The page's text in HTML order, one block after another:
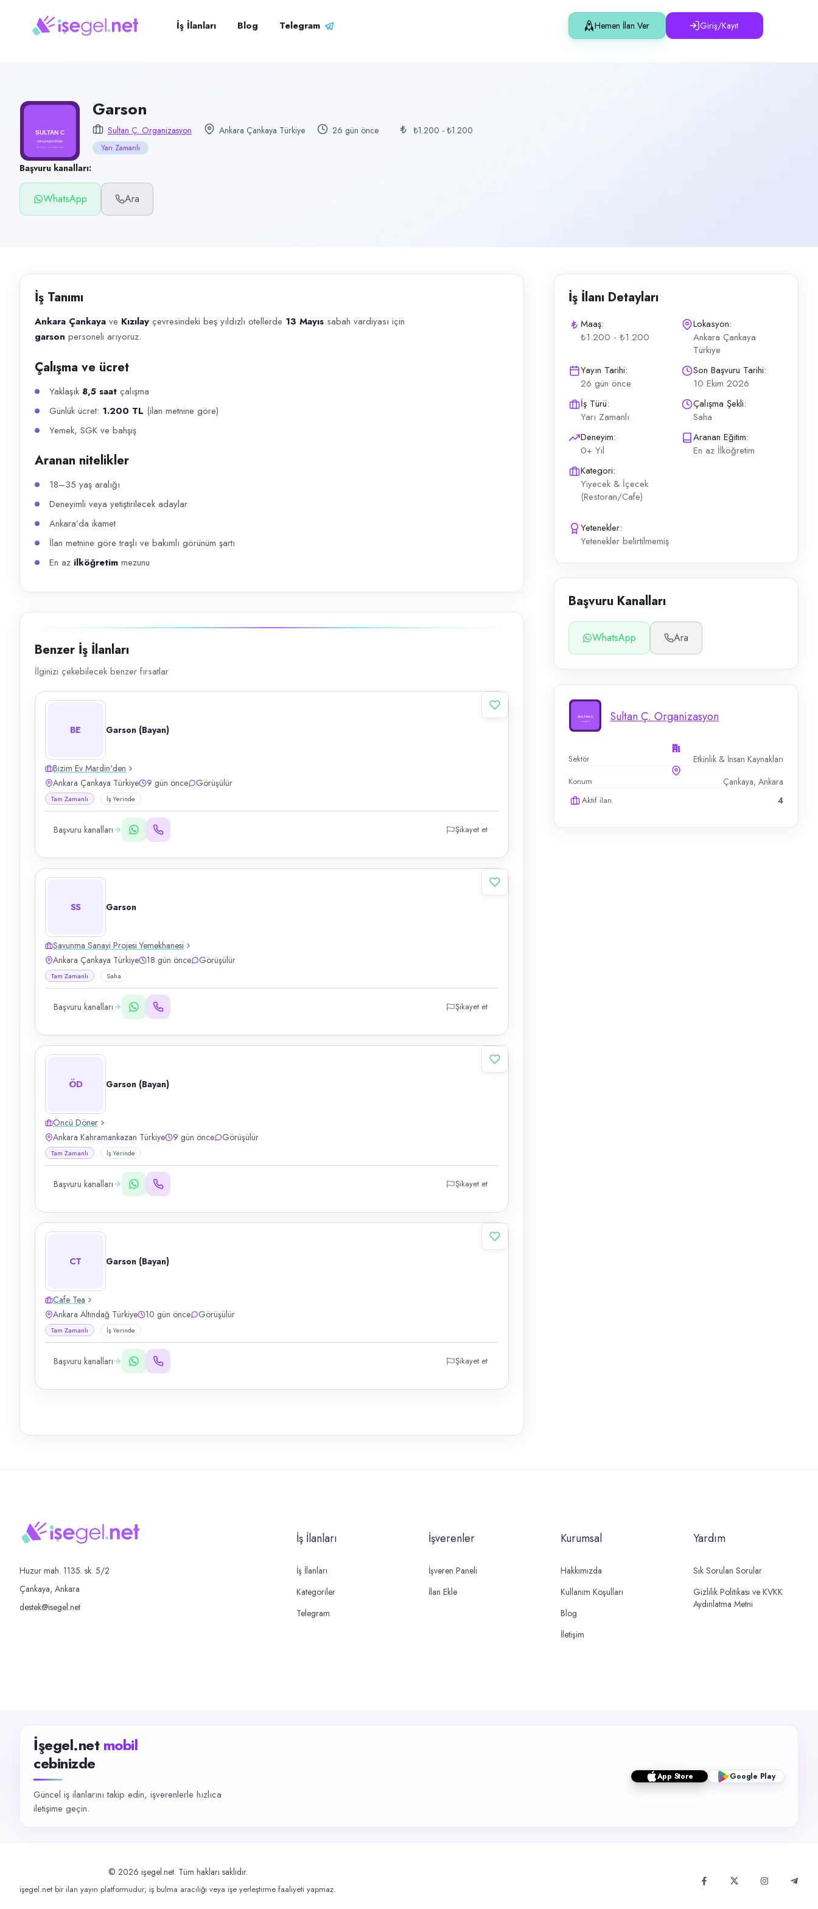
Yiyecek & İçecek (Restoran/Cafe)
Çankaya, Ankara
Çalışma şekli
Yarı Zamanlı
Yayın tarihi
12 Temmuz 2026
Başvuru kanalları
WhatsApp, Telefon
İlan açıklaması
Ankara Çankaya ve Kızılay çevresindeki beş yıldızlı otellerde 13 Mayıs sabah vardiyası için garson personeli arıyoruz. Çalışma ve ücret Yaklaşık 8,5 saat çalışma Günlük ücret: 1.200 TL (ilan metnine göre)
İş İlanları Blog Telegram Hemen İlan Ver Giriş/Kayıt
Garson
Sultan Ç. Organizasyon Ankara Çankaya Türkiye 26 gün önce ₺1.200 - ₺1.200
Yarı Zamanlı
Başvuru kanalları:
WhatsApp Ara
İş Tanımı
Ankara Çankaya ve Kızılay çevresindeki beş yıldızlı otellerde 13 Mayıs sabah vardiyası için
garson personeli arıyoruz.
Çalışma ve ücret
Yaklaşık 8,5 saat çalışma
Günlük ücret: 1.200 TL (ilan metnine göre)
Yemek, SGK ve bahşiş
Aranan nitelikler
18–35 yaş aralığı
Deneyimli veya yetiştirilecek adaylar
Ankara’da ikamet
İlan metnine göre traşlı ve bakımlı görünüm şartı
En az ilköğretim mezunu
İş İlanı Detayları
Maaş:
₺1.200 - ₺1.200
Lokasyon:
Ankara Çankaya
Türkiye
Yayın Tarihi:
26 gün önce
Son Başvuru Tarihi:
10 Ekim 2026
İş Türü:
Yarı Zamanlı
Çalışma Şekli:
Saha
Deneyim:
0+ Yıl
Aranan Eğitim:
En az İlköğretim
Kategori:
Yiyecek & İçecek
(Restoran/Cafe)
Yetenekler:
Yetenekler belirtilmemiş
Başvuru Kanalları
WhatsApp Ara
Sultan Ç. Organizasyon
Sektör Etkinlik & İnsan Kaynakları
Konum Çankaya, Ankara
Aktif ilan 4
Benzer İş İlanları
İlginizi çekebilecek benzer fırsatlar
BE Garson (Bayan)
Bizim Ev Mardin'den
Ankara Çankaya Türkiye
9 gün önce Görüşülür
Tam Zamanlı İş Yerinde
Başvuru kanalları Şikayet et
SS Garson
Savunma Sanayi Projesi Yemekhanesi
Ankara Çankaya Türkiye
18 gün önce Görüşülür
Tam Zamanlı Saha
Başvuru kanalları Şikayet et
ÖD Garson (Bayan)
Öncü Döner
Ankara Kahramankazan Türkiye
9 gün önce Görüşülür
Tam Zamanlı İş Yerinde
Başvuru kanalları Şikayet et
CT Garson (Bayan)
Cafe Tea
Ankara Altındağ Türkiye
10 gün önce Görüşülür
Tam Zamanlı İş Yerinde
Başvuru kanalları Şikayet et
Huzur mah. 1135. sk. 5/2
Çankaya, Ankara
destek@isegel.net
İş İlanları
İş İlanları
Kategoriler
Telegram
İşverenler
İşveren Paneli
İlan Ekle
Kurumsal
Hakkımızda
Kullanım Koşulları
Blog
İletişim
Yardım
Sık Sorulan Sorular
Gizlilik Politikası ve KVKK
Aydınlatma Metni
İşegel.net mobil
cebinizde
Güncel iş ilanlarını takip edin, işverenlerle hızlıca
iletişime geçin.
App Store Google Play
© 2026 işegel.net. Tüm hakları saklıdır.
işegel.net bir ilan yayın platformudur; iş bulma aracılığı veya işe yerleştirme faaliyeti yapmaz.